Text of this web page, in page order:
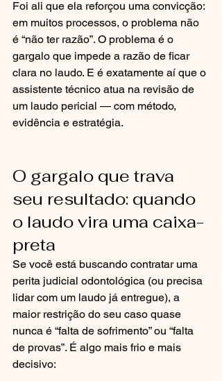
Foi ali que ela reforçou uma convicção:
em muitos processos, o problema não
é “não ter razão”. O problema é o
gargalo que impede a razão de ficar
clara no laudo. E é exatamente aí que o
assistente técnico atua na revisão de
um laudo pericial — com método,
evidência e estratégia.
O gargalo que trava
seu resultado: quando
o laudo vira uma caixa-
preta
Se você está buscando contratar uma
perita judicial odontológica (ou precisa
lidar com um laudo já entregue), a
maior restrição do seu caso quase
nunca é “falta de sofrimento” ou “falta
de provas”. É algo mais frio e mais
decisivo: